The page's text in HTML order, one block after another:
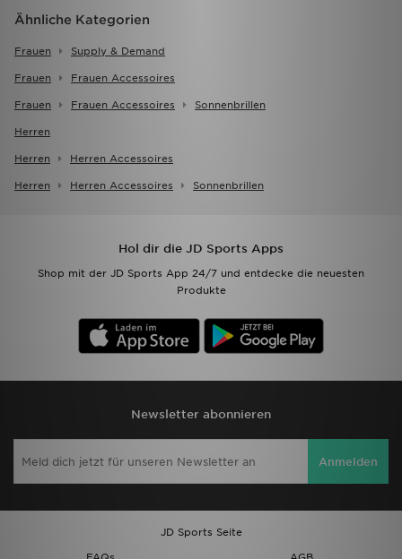
Ähnliche Kategorien
Frauen Supply & Demand
Frauen Frauen Accessoires
Frauen Frauen Accessoires Sonnenbrillen
Herren
Herren Herren Accessoires
Herren Herren Accessoires Sonnenbrillen
Hol dir die JD Sports Apps
Shop mit der JD Sports App 24/7 und entdecke die neuesten
Produkte
Newsletter abonnieren
Anmelden
JD Sports Seite